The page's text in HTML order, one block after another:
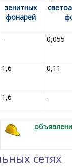
зенитных
фонарей
- 0,055
1,6 0,11
1,6 -
сетях